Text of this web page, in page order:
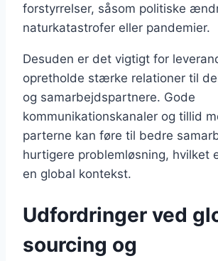
forstyrrelser, såsom politiske
naturkatastrofer eller pandemier.
Desuden er det vigtigt for
opretholde stærke relationer til
og samarbejdspartnere. Gode
kommunikationskanaler og tillid
parterne kan føre til bedre
hurtigere problemløsning, hvilket
en global kontekst.
Udfordringer ved
sourcing og